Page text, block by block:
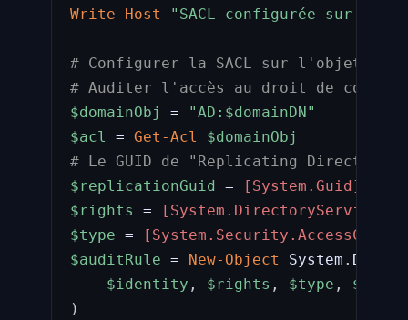
Write-Host
"SACL configurée sur
# Configurer la SACL sur l'objet
# Auditer l'accès au droit de
$domainObj
= "AD: $domainDN"
$acl
= Get-Acl
$domainObj
# Le GUID de "Replicating Directory
$replicationGuid = [System.Guid]
$rights
=
$type =
$auditRule = New-Object System .
$identity , $rights , $type ,
)